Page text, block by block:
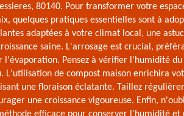
80140. Pour transformer votre
quelques pratiques essentielles sont à
adaptées à votre climat local, une
saine. L'arrosage est crucial,
l'évaporation. Pensez à vérifier l'humidité
L'utilisation de compost maison enrichira
une floraison éclatante. Taillez
une croissance vigoureuse. Enfin,